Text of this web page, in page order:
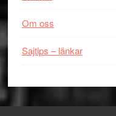
Om oss
Sajtips – länkar